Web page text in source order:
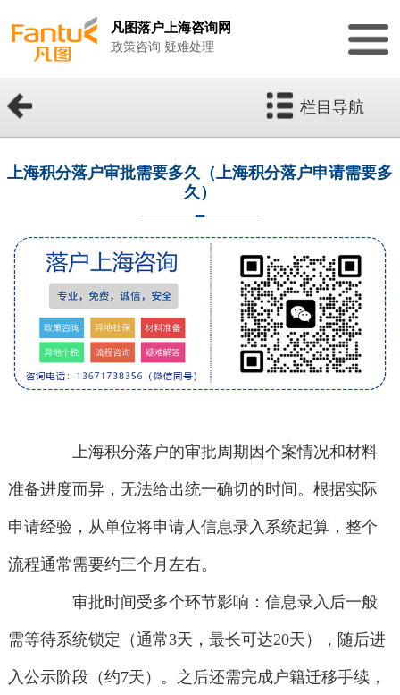
凡图落户上海咨询网
政策咨询 疑难处理
栏目导航
上海积分落户审批需要多久（上海积分落户申请需要多
久）
上海积分落户的审批周期因个案情况和材料
准备进度而异，无法给出统一确切的时间。根据实际
申请经验，从单位将申请人信息录入系统起算，整个
流程通常需要约三个月左右。
审批时间受多个环节影响：信息录入后一般
需等待系统锁定（通常3天，最长可达20天），随后进
入公示阶段（约7天）。之后还需完成户籍迁移手续，